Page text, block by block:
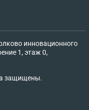
инновационного
1, этаж 0,
защищены.